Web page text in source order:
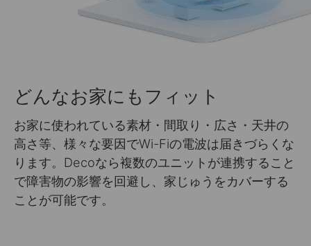
どんなお家にもフィット
お家に使われている素材・間取り・広さ・天井の
高さ等、様々な要因でWi-Fiの電波は届きづらくな
ります。Decoなら複数のユニットが連携すること
で障害物の影響を回避し、家じゅうをカバーする
ことが可能です。